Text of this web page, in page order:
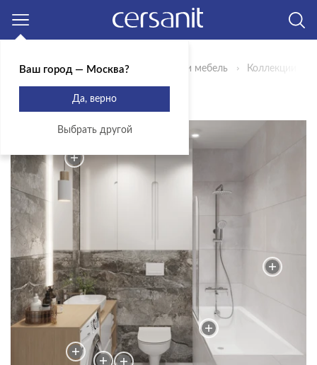
Главная Продукты Сантехника и мебель Коллекции
КОЛЛЕКЦИЯ LORENA
Ваш город — Москва?
Да, верно
Выбрать другой